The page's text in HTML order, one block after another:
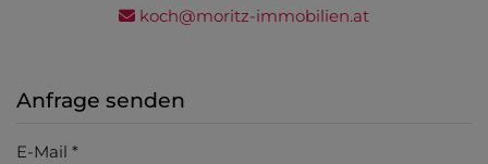
koch@moritz-immobilien.at
Anfrage senden
E-Mail